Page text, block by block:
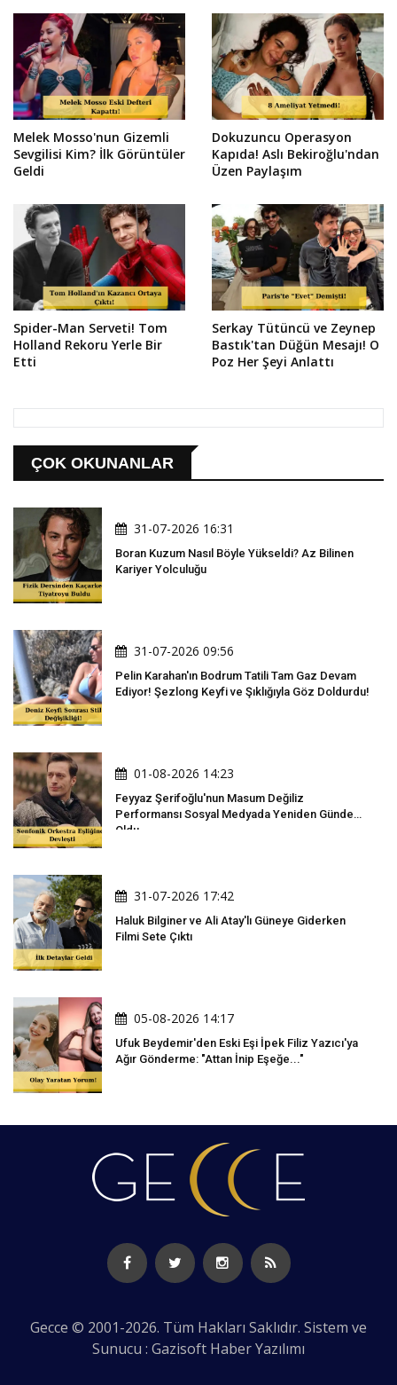
Melek Mosso'nun Gizemli
Sevgilisi Kim? İlk Görüntüler
Geldi
Dokuzuncu Operasyon
Kapıda! Aslı Bekiroğlu'ndan
Üzen Paylaşım
Spider-Man Serveti! Tom
Holland Rekoru Yerle Bir
Etti
Serkay Tütüncü ve Zeynep
Bastık'tan Düğün Mesajı! O
Poz Her Şeyi Anlattı
ÇOK OKUNANLAR
31-07-2026 16:31
Boran Kuzum Nasıl Böyle Yükseldi? Az Bilinen
Kariyer Yolculuğu
31-07-2026 09:56
Pelin Karahan'ın Bodrum Tatili Tam Gaz Devam
Ediyor! Şezlong Keyfi ve Şıklığıyla Göz Doldurdu!
01-08-2026 14:23
Feyyaz Şerifoğlu'nun Masum Değiliz
Performansı Sosyal Medyada Yeniden Gündem
Oldu
31-07-2026 17:42
Haluk Bilginer ve Ali Atay'lı Güneye Giderken
Filmi Sete Çıktı
05-08-2026 14:17
Ufuk Beydemir'den Eski Eşi İpek Filiz Yazıcı'ya
Ağır Gönderme: "Attan İnip Eşeğe..."
Gecce © 2001-2026. Tüm Hakları Saklıdır. Sistem ve
Sunucu : Gazisoft Haber Yazılımı